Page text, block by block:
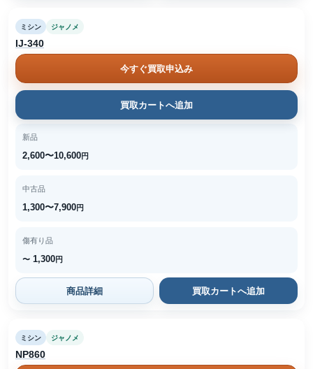
ミシン ジャノメ
IJ-340
今すぐ買取申込み
買取カートへ追加
新品
2,600〜10,600円
中古品
1,300〜7,900円
傷有り品
〜 1,300円
商品詳細 買取カートへ追加
ミシン ジャノメ
NP860